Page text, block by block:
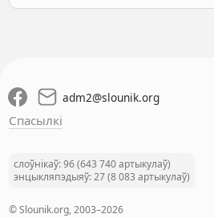
adm2@slounik.org
Спасылкі
слоўнікаў: 96 (643 740 артыкулаў)
энцыкляпэдыяў: 27 (8 083 артыкулаў)
© Slounik.org, 2003–2026